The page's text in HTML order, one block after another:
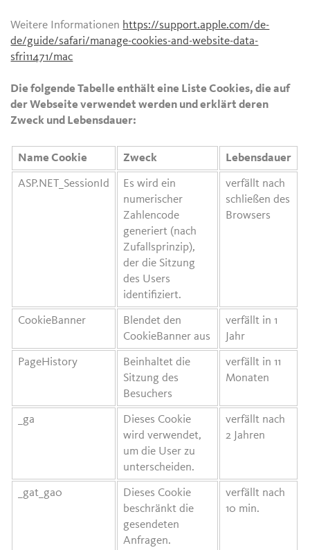
Weitere Informationen https://support.apple.com/de-
de/guide/safari/manage-cookies-and-website-data-
sfri11471/mac
Die folgende Tabelle enthält eine Liste Cookies, die auf
der Webseite verwendet werden und erklärt deren
Zweck und Lebensdauer:
Name Cookie Zweck Lebensdauer
ASP.NET_SessionId
Es wird ein
numerischer
Zahlencode
generiert (nach
Zufallsprinzip),
der die Sitzung
des Users
identifiziert.
verfällt nach
schließen des
Browsers
CookieBanner
Blendet den
CookieBanner aus
verfällt in 1
Jahr
PageHistory
Beinhaltet die
Sitzung des
Besuchers
verfällt in 11
Monaten
_ga
Dieses Cookie
wird verwendet,
um die User zu
unterscheiden.
verfällt nach
2 Jahren
_gat_ga0
Dieses Cookie
beschränkt die
gesendeten
Anfragen.
verfällt nach
10 min.